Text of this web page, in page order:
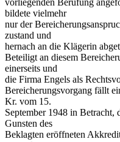
bildete vielmehr
nur der
zustand und
hernach an die Klägerin
Beteiligt an diesem
einerseits und
die Firma Engels als
Bereicherungsvorgang fällt
Kr. vom 15.
September 1948 in Betracht,
Gunsten des
Beklagten eröffneten